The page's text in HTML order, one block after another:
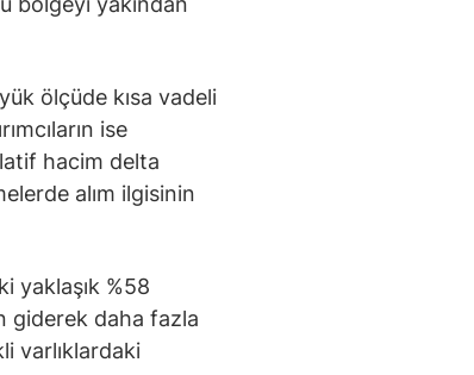
ölçüde kısa vadeli
ise
hacim delta
alım ilgisinin
yaklaşık %58
giderek daha fazla
varlıklardaki